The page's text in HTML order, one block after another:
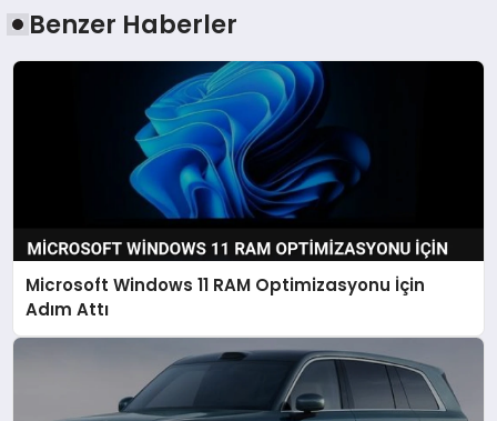
Benzer Haberler
Microsoft Windows 11 RAM Optimizasyonu İçin
Adım Attı